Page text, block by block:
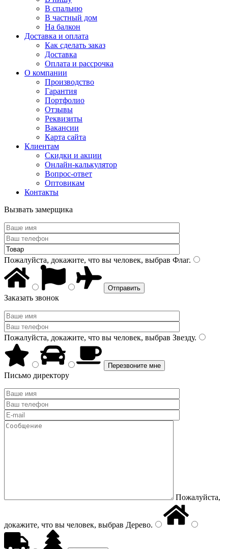
В спальню
В частный дом
На балкон
Доставка и оплата
Как сделать заказ
Доставка
Оплата и рассрочка
О компании
Производство
Гарантия
Портфолио
Отзывы
Реквизиты
Вакансии
Карта сайта
Клиентам
Скидки и акции
Онлайн-калькулятор
Вопрос-ответ
Оптовикам
Контакты
Вызвать замерщика
Пожалуйста, докажите, что вы человек, выбрав Флаг.
Заказать звонок
Пожалуйста, докажите, что вы человек, выбрав Звезду.
Письмо директору
Пожалуйста,
докажите, что вы человек, выбрав Дерево.